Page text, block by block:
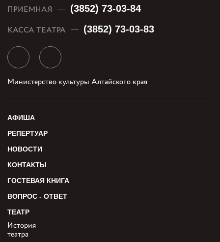
ПРИЕМНАЯ (3852) 73-03-84
КАССА ТЕАТРА (3852) 73-03-83
Министерство культуры Алтайского края
АФИША
РЕПЕРТУАР
НОВОСТИ
КОНТАКТЫ
ГОСТЕВАЯ КНИГА
ВОПРОС - ОТВЕТ
ТЕАТР
История
театра